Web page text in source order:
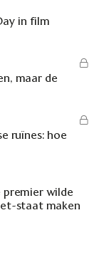
in film
maar de
ruïnes: hoe
premier wilde
staat maken